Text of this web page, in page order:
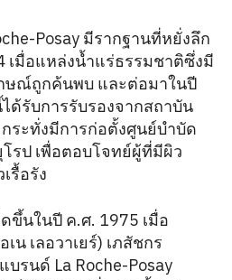
Posay มีรากฐานที่หยั่งลึก
เมื่อแหล่งน้ำแร่ธรรมชาติซึ่งมี
ษณ์ถูกค้นพบ และต่อมาในปี
ด้รับการรับรองจากสถาบัน
ระทั่งมีการก่อตั้งศูนย์บำบัด
รป เพื่อตอบโจทย์ผู้ที่มีผิว
รื้อรัง
ขึ้นในปี ค.ศ. 1975 เมื่อ
เน เลอวาเยร์) เภสัชกร
บรนด์ La Roche-Posay